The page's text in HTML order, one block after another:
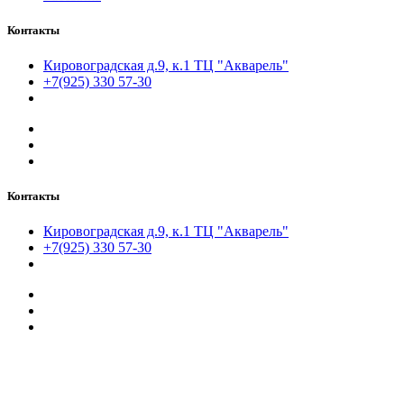
Контакты
Кировоградская д.9, к.1 ТЦ "Акварель"
+7(925) 330 57-30
Контакты
Кировоградская д.9, к.1 ТЦ "Акварель"
+7(925) 330 57-30